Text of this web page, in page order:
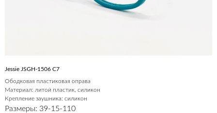
Jessie JSGH-1506 C7
Ободковая пластиковая оправа
Материал: литой пластик, силикон
Крепление заушника: силикон
Размеры: 39-15-110